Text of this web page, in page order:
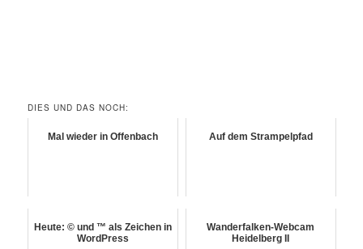
DIES UND DAS NOCH:
Mal wieder in Offenbach Auf dem Strampelpfad
Heute: © und ™ als Zeichen in
WordPress
Wanderfalken-Webcam
Heidelberg II